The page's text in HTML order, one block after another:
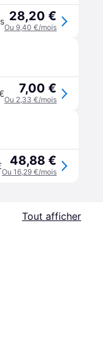
28,20 €
Ou 9,40 €/mois
7,00 €
Ou 2,33 €/mois
48,88 €
Ou 16,29 €/mois
Tout afficher